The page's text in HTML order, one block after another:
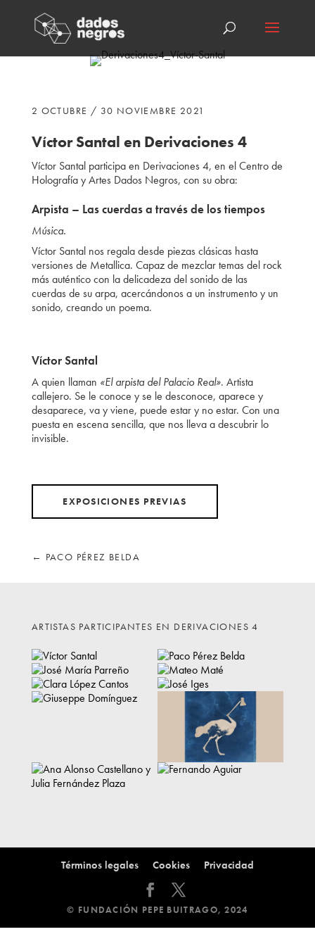
2 OCTUBRE / 30 NOVIEMBRE 2021
Víctor Santal en Derivaciones 4
Víctor Santal participa en Derivaciones 4, en el Centro de
Holografía y Artes Dados Negros, con su obra:
Arpista – Las cuerdas a través de los tiempos
Música.
Víctor Santal nos regala desde piezas clásicas hasta
versiones de Metallica. Capaz de mezclar temas del rock
más auténtico con la delicadeza del sonido de las
cuerdas de su arpa, acercándonos a un instrumento y un
sonido, creando un poema.
Víctor Santal
A quien llaman «El arpista del Palacio Real». Artista
callejero. Se le conoce y se le desconoce, aparece y
desaparece, va y viene, puede estar y no estar. Con una
puesta en escena sencilla, que nos lleva a descubrir lo
invisible.
EXPOSICIONES PREVIAS
← PACO PÉREZ BELDA
ARTISTAS PARTICIPANTES EN DERIVACIONES 4
Términos legales Cookies Privacidad
© FUNDACIÓN PEPE BUITRAGO, 2024